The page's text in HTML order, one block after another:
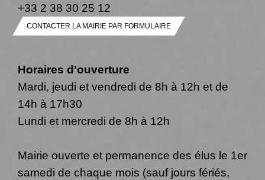
+33 2 38 30 25 12
CONTACTER LA MAIRIE PAR FORMULAIRE
Horaires d'ouverture
Mardi, jeudi et vendredi de 8h à 12h et de
14h à 17h30
Lundi et mercredi de 8h à 12h
Mairie ouverte et permanence des élus le 1er
samedi de chaque mois (sauf jours fériés,